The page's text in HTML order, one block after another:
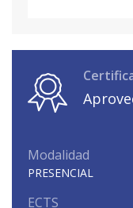
Modalidad
PRESENCIAL
ECTS